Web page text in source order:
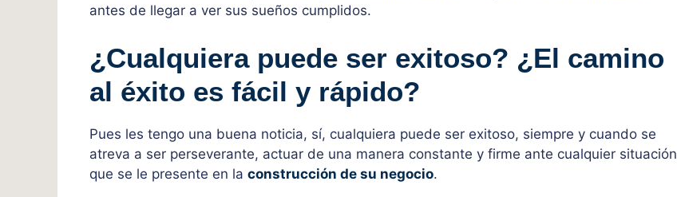
antes de llegar a ver sus sueños cumplidos.
¿Cualquiera puede ser exitoso? ¿El camino
al éxito es fácil y rápido?
Pues les tengo una buena noticia, sí, cualquiera puede ser exitoso, siempre y cuando se
atreva a ser perseverante, actuar de una manera constante y firme ante cualquier situación
que se le presente en la construcción de su negocio.